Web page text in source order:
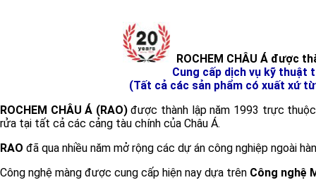
ROCHEM CHÂU Á được
Cung cấp dịch vụ kỹ thuật
(Tất cả các sản phẩm có xuất xứ
ROCHEM CHÂU Á (RAO)được thành lập năm 1993 trực
rửa tại tất cả các cảng tàu chính của Châu Á.
RAO đã qua nhiều năm mở rộng các dự án công nghiệp ngoài
Công nghệ màng được cung cấp hiện nay dựa trên Công nghệ